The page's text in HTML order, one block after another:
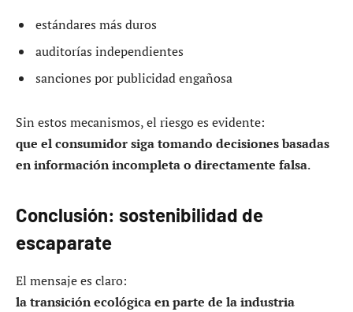
estándares más duros
auditorías independientes
sanciones por publicidad engañosa
Sin estos mecanismos, el riesgo es evidente:
que el consumidor siga tomando decisiones basadas
en información incompleta o directamente falsa.
Conclusión: sostenibilidad de
escaparate
El mensaje es claro:
la transición ecológica en parte de la industria